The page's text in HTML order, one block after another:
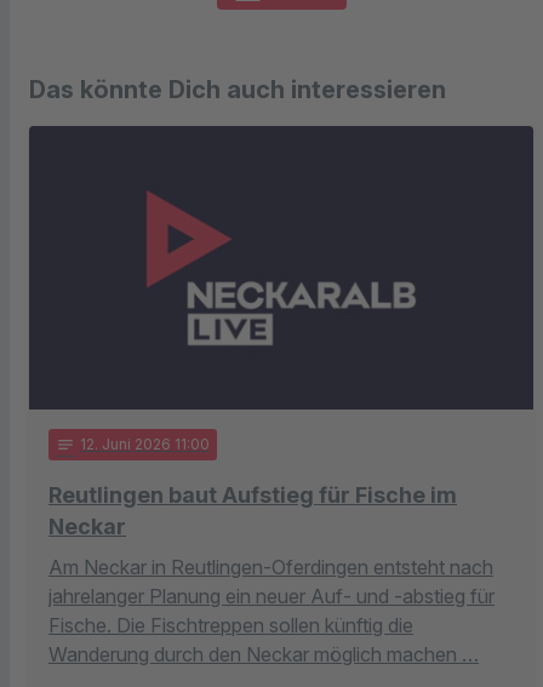
Das könnte Dich auch interessieren
notes 12. Juni 2026 11:00
Reutlingen baut Aufstieg für Fische im
Neckar
Am Neckar in Reutlingen-Oferdingen entsteht nach
jahrelanger Planung ein neuer Auf- und -abstieg für
Fische. Die Fischtreppen sollen künftig die
Wanderung durch den Neckar möglich machen …